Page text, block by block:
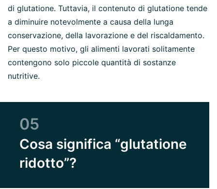
di glutatione. Tuttavia, il contenuto di glutatione tende
a diminuire notevolmente a causa della lunga
conservazione, della lavorazione e del riscaldamento.
Per questo motivo, gli alimenti lavorati solitamente
contengono solo piccole quantità di sostanze
nutritive.
05
Cosa significa “glutatione
ridotto”?